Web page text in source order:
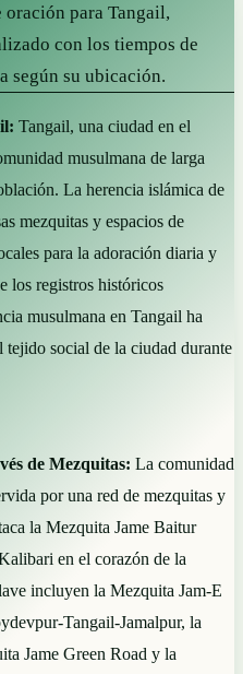
para Tangail,
con los tiempos de
según su ubicación.
Tangail, una ciudad en el
musulmana de larga
La herencia islámica de
mezquitas y espacios de
para la adoración diaria y
los registros históricos
musulmana en Tangail ha
tejido social de la ciudad durante
de Mezquitas: La comunidad
por una red de mezquitas y
la Mezquita Jame Baitur
en el corazón de la
incluyen la Mezquita Jam-E
Tangail-Jamalpur, la
Jame Green Road y la